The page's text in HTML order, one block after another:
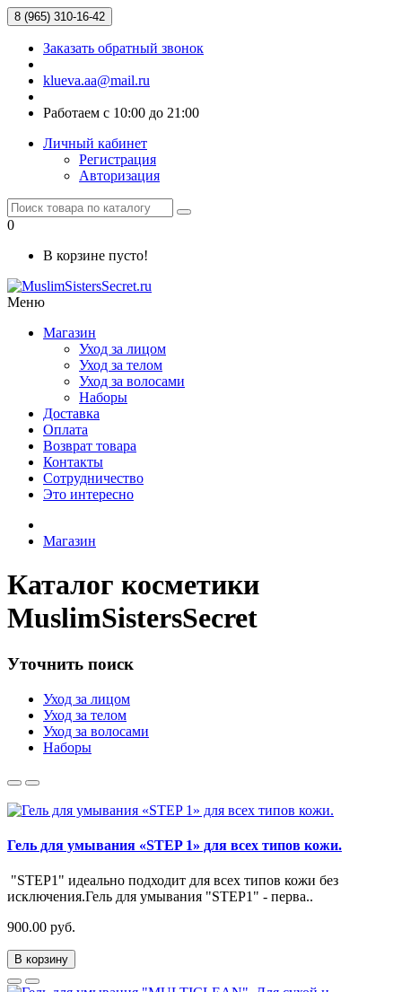
8 (965) 310-16-42
Заказать обратный звонок
klueva.aa@mail.ru
Работаем с 10:00 до 21:00
Личный кабинет
Регистрация
Авторизация
0
В корзине пусто!
Меню
Магазин
Уход за лицом
Уход за телом
Уход за волосами
Наборы
Доставка
Оплата
Возврат товара
Контакты
Сотрудничество
Это интересно
Магазин
Каталог косметики
MuslimSistersSecret
Уточнить поиск
Уход за лицом
Уход за телом
Уход за волосами
Наборы
Гель для умывания «STEP 1» для всех типов кожи.
"STEP1" идеально подходит для всех типов кожи без
исключения.Гель для умывания "STEP1" - перва..
900.00 руб.
В корзину